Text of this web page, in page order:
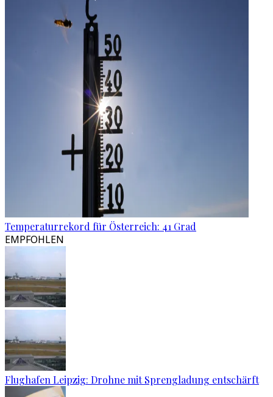
Temperaturrekord für Österreich: 41 Grad
EMPFOHLEN
Flughafen Leipzig: Drohne mit Sprengladung entschärft